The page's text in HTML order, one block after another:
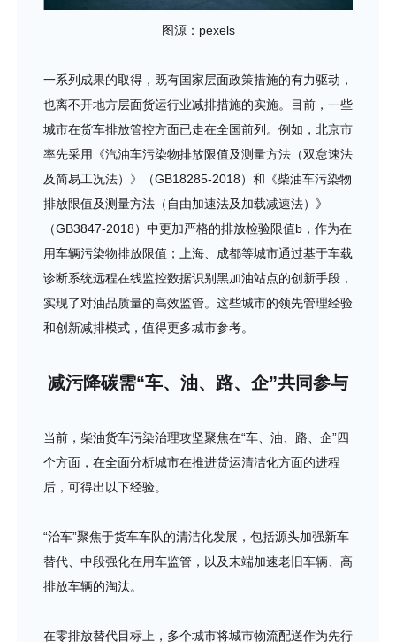
图源：pexels
一系列成果的取得，既有国家层面政策措施的有力驱动，
也离不开地方层面货运行业减排措施的实施。目前，一些
城市在货车排放管控方面已走在全国前列。例如，北京市
率先采用《汽油车污染物排放限值及测量方法（双怠速法
及简易工况法）》（GB18285-2018）和《柴油车污染物
排放限值及测量方法（自由加速法及加载减速法）》
（GB3847-2018）中更加严格的排放检验限值b，作为在
用车辆污染物排放限值；上海、成都等城市通过基于车载
诊断系统远程在线监控数据识别黑加油站点的创新手段，
实现了对油品质量的高效监管。这些城市的领先管理经验
和创新减排模式，值得更多城市参考。
减污降碳需“车、油、路、企”共同参与
当前，柴油货车污染治理攻坚聚焦在“车、油、路、企”四
个方面，在全面分析城市在推进货运清洁化方面的进程
后，可得出以下经验。
“治车”聚焦于货车车队的清洁化发展，包括源头加强新车
替代、中段强化在用车监管，以及末端加速老旧车辆、高
排放车辆的淘汰。
在零排放替代目标上，多个城市将城市物流配送作为先行